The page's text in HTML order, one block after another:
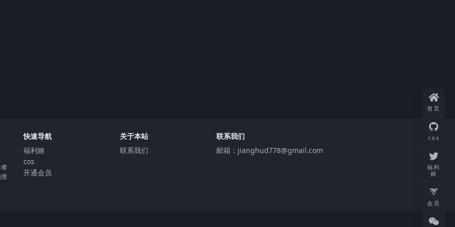
快速导航
福利姬
cos
开通会员
关于本站
联系我们
联系我们
邮箱：jianghud778@gmail.com
首页
cos
福利
姬
会员